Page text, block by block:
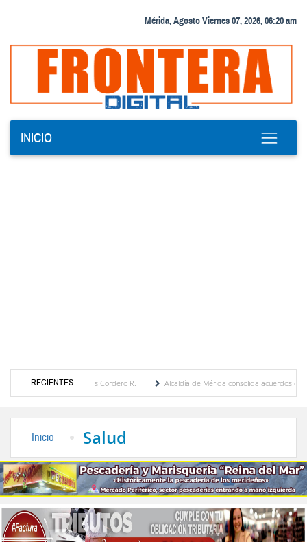
Mérida, Agosto Viernes 07, 2026, 06:20 am
INICIO
RECIENTES
Eugenia Febres Cordero R.
Alcaldía de Mérida consolida acuerdos con
Inicio Salud